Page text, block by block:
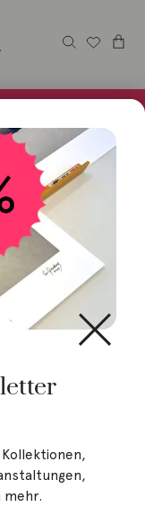
mehr.